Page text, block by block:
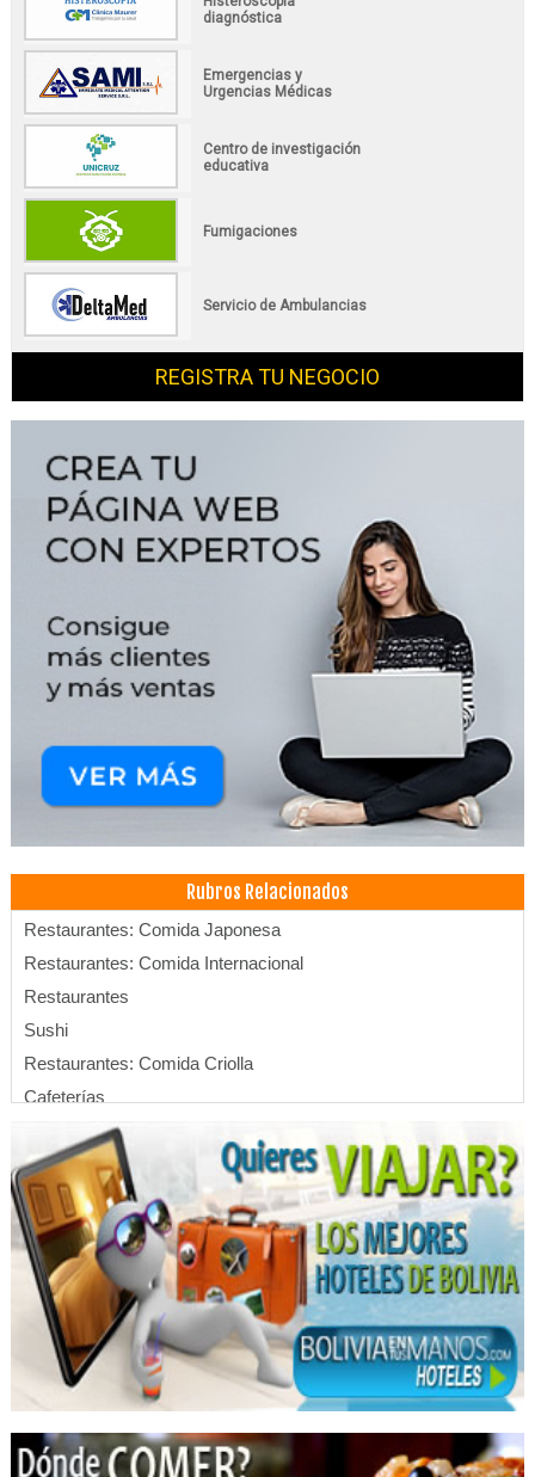
diagnóstica
Emergencias y
Urgencias Médicas
Centro de investigación
educativa
Fumigaciones
Servicio de Ambulancias
REGISTRA TU NEGOCIO
Rubros Relacionados
Restaurantes: Comida Japonesa
Restaurantes: Comida Internacional
Restaurantes
Sushi
Restaurantes: Comida Criolla
Cafeterías
Comida Nacional
Gastronomía
Servicios de Gastronomía
Restaurantes: Comida China
Restaurantes: Chifas
Comida Saludable
Delivery
Gastronomia Andina
Comida Rápida
Restaurantes: Comida Rápida
Hostales